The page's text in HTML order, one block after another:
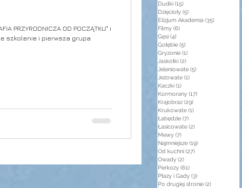
PRZYRODNICZA OD POCZĄTKU" i
szkolenie i pierwsza grupa
Dudki (15)
Dzięcioły (5)
Elizjum Akademia (35)
Filmy (6)
Gęsi (4)
Gołębie (5)
Gryzonie (1)
Jaskółki (2)
Jeleniowate (5)
Jeżowate (1)
Kaczki (1)
Kormorany (17)
Krajobraz (29)
Krukowate (1)
Łabędzie (7)
Łasicowate (2)
Mewy (7)
Najmniejsze (19)
Od kuchni (27)
Owady (2)
Perkozy (61)
Płazy i Gady (3)
Po drugiej stronie (2)